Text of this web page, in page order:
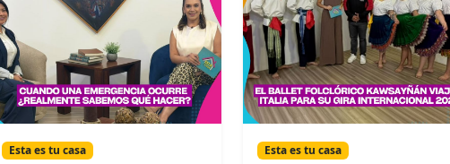
Esta es tu casa Esta es tu casa